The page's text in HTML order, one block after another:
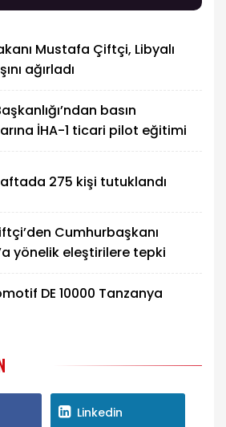
Mustafa Çiftçi, Libyalı
ağırladı
basın
İHA-1 ticari pilot eğitimi
275 kişi tutuklandı
Cumhurbaşkanı
yönelik eleştirilere tepki
DE 10000 Tanzanya
Linkedin